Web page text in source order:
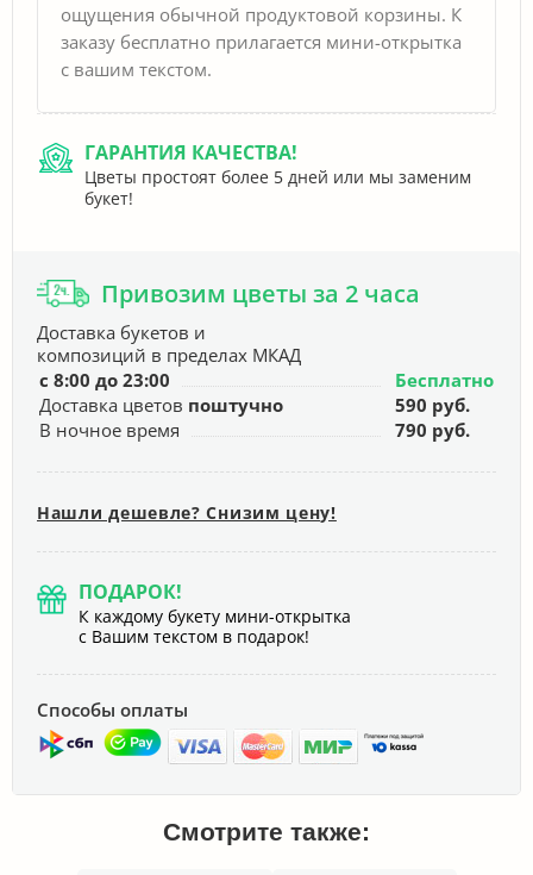
ощущения обычной продуктовой корзины. К
заказу бесплатно прилагается мини-открытка
с вашим текстом.
ГАРАНТИЯ КАЧЕСТВА!
Цветы простоят более 5 дней или мы заменим
букет!
Привозим цветы за 2 часа
Доставка букетов и
композиций в пределах МКАД
с 8:00 до 23:00
Бесплатно
Доставка цветов поштучно
590 руб.
В ночное время
790 руб.
Нашли дешевле? Снизим цену!
ПОДАРОК!
К каждому букету мини-открытка
с Вашим текстом в подарок!
Способы оплаты
Смотрите также: